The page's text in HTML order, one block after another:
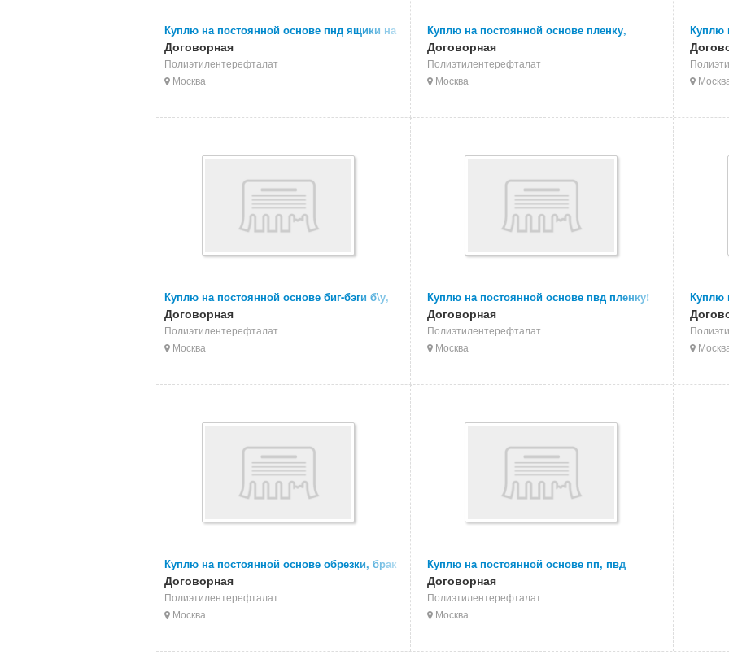
Куплю на постоянной основе пнд ящики на
переработку
Договорная
Полиэтилентерефталат
Москва
Куплю на постоянной основе пленку,
различные пластмассы на переработку
Договорная
Полиэтилентерефталат
Москва
Куплю
(pa)!
Куплю на постоянной основе биг-бэги б\у,
ПП мешки б/у
Договорная
Полиэтилентерефталат
Москва
Куплю на постоянной основе пвд пленку!
Договорная
Полиэтилентерефталат
Москва
Куплю
Куплю на постоянной основе обрезки, брак
пвх от натяжных потолков
Договорная
Полиэтилентерефталат
Москва
Куплю на постоянной основе пп, пвд
мешки из под первичной гранулы
Договорная
Полиэтилентерефталат
Москва